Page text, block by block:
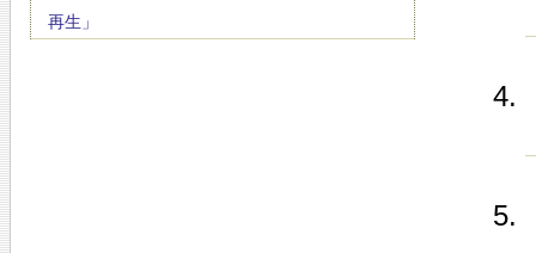
再生」